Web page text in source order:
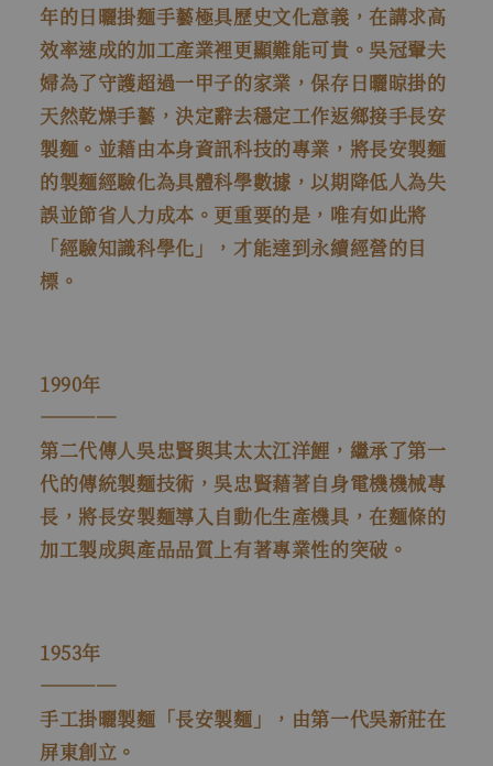
年的日曬掛麵手藝極具歷史文化意義，在講求高
效率速成的加工產業裡更顯難能可貴。吳冠翬夫
婦為了守護超過一甲子的家業，保存日曬晾掛的
天然乾燥手藝，決定辭去穩定工作返鄉接手長安
製麵。並藉由本身資訊科技的專業，將長安製麵
的製麵經驗化為具體科學數據，以期降低人為失
誤並節省人力成本。更重要的是，唯有如此將
「經驗知識科學化」，才能達到永續經營的目
標。
1990年
――――
第二代傳人吳忠賢與其太太江洋鯉，繼承了第一
代的傳統製麵技術，吳忠賢藉著自身電機機械專
長，將長安製麵導入自動化生產機具，在麵條的
加工製成與產品品質上有著專業性的突破。
1953年
――――
手工掛曬製麵「長安製麵」，由第一代吳新莊在
屏東創立。